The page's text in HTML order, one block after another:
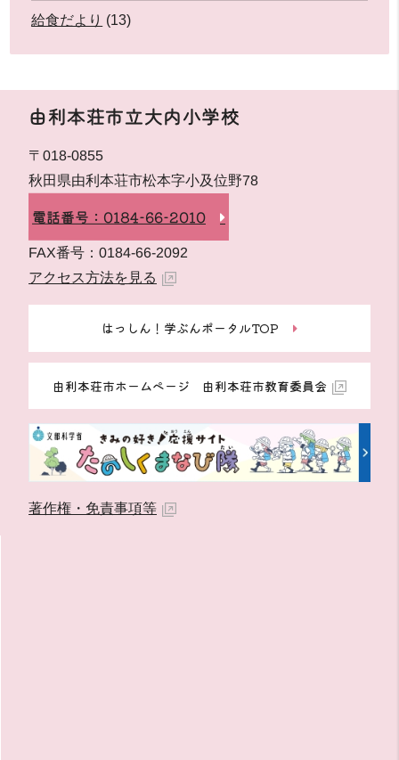
給食だより (13)
由利本荘市立大内小学校
〒018-0855
秋田県由利本荘市松本字小及位野78
電話番号：0184-66-2010
FAX番号：0184-66-2092
アクセス方法を見る
はっしん！学ぶんポータルTOP
由利本荘市ホームページ 由利本荘市教育委員会
著作権・免責事項等